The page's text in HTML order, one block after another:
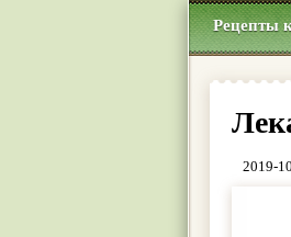
Рецепты
2019-